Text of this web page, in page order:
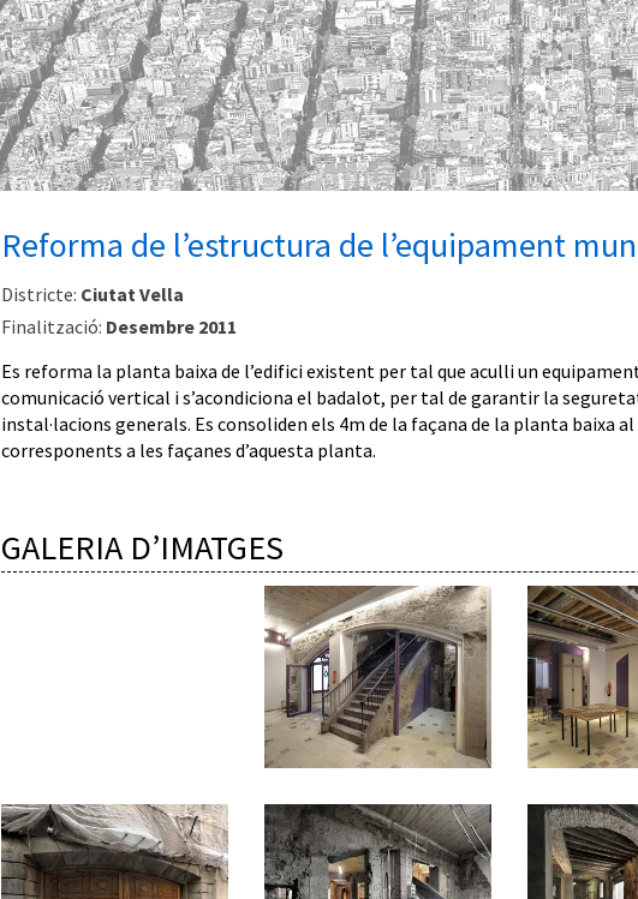
Reforma de l’estructura de l’equipament
Districte: Ciutat Vella
Finalització: Desembre 2011
Es reforma la planta baixa de l’edifici existent per tal que aculli un
comunicació vertical i s’acondiciona el badalot, per tal de garantir la
instal·lacions generals. Es consoliden els 4m de la façana de la planta baixa
corresponents a les façanes d’aquesta planta.
GALERIA D’IMATGES